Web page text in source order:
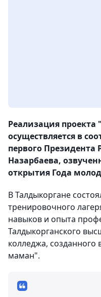
Реализация
осуществляется в
первого Президента
Назарбаева,
открытия Года
В Талдыкоргане
тренировочного
навыков и опыта
Талдыкорганского
колледжа, созданного
маман".